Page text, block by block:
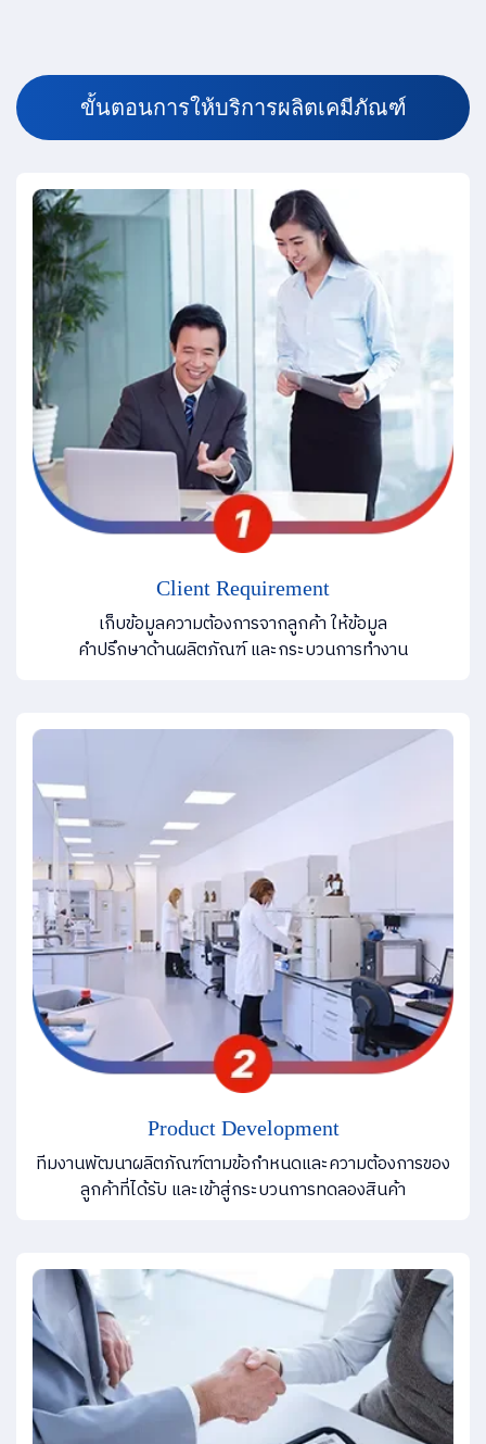
ขั้นตอนการให้บริการผลิตเคมีภัณฑ์
Client Requirement
เก็บข้อมูลความต้องการจากลูกค้า ให้ข้อมูล
คำปรึกษาด้านผลิตภัณฑ์ และกระบวนการทำงาน
Product Development
ทีมงานพัฒนาผลิตภัณฑ์ตามข้อกำหนดและความต้องการของ
ลูกค้าที่ได้รับ และเข้าสู่กระบวนการทดลองสินค้า